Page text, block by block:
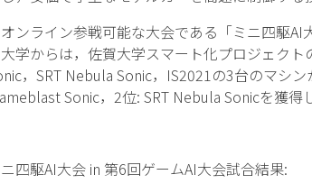
ンライン参戦可能な大会である「ミニ四駆AI
学からは，佐賀大学スマート化プロジェク
，SRT Nebula Sonic，IS2021の3台のマシ
Sonic，2位: SRT Nebula Sonicを獲得
四駆AI大会 in 第6回ゲームAI大会試合結果: